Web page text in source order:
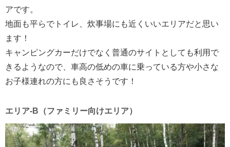
アです。
地面も平らでトイレ、炊事場にも近くいいエリアだと思い
ます！
キャンピングカーだけでなく普通のサイトとしても利用で
きるようなので、車高の低めの車に乗っている方や小さな
お子様連れの方にも良さそうです！
エリア-B（ファミリー向けエリア）